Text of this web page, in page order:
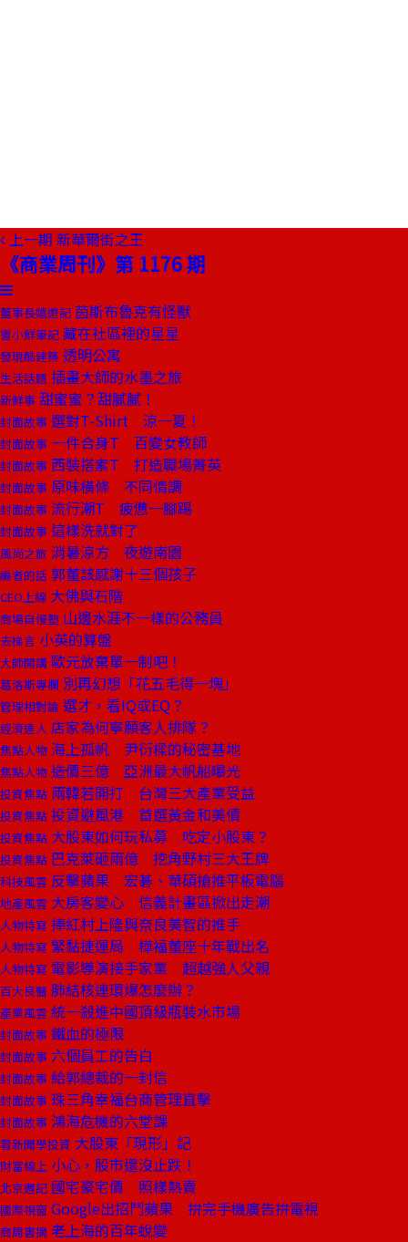
上一期 新華爾街之王
《商業周刊》第 1176 期
董事長嬉遊記 茵斯布魯克有怪獸
嘗小鮮筆記 藏在社區裡的星星
發現酷建築 透明公寓
生活話題 插畫大師的水墨之旅
新鮮事 甜蜜蜜？甜膩膩！
封面故事 選對T-Shirt 涼一夏！
封面故事 一件合身T 百變女教師
封面故事 西裝搭素T 打造職場菁英
封面故事 原味橫條 不同情調
封面故事 流行潮T 疲憊一腳踢
封面故事 這樣洗就對了
風尚之旅 消暑涼方 夜遊南園
編者的話 郭董該感謝十三個孩子
CEO上線 大佛與石階
商場自慢塾 山邊水涯不一樣的公務員
去梯言 小英的算盤
大師開講 歐元放棄單一制吧！
葛洛斯專欄 別再幻想「花五毛得一塊」
管理相對論 選才，看IQ或EQ？
經濟達人 店家為何寧願客人排隊？
焦點人物 海上孤帆 尹衍樑的秘密基地
焦點人物 造價三億 亞洲最大帆船曝光
投資焦點 兩韓若開打 台灣三大產業受益
投資焦點 投資避風港 首選黃金和美債
投資焦點 大股東如何玩私募 吃定小股東？
投資焦點 巴克萊砸兩億 挖角野村三大王牌
科技風雲 反擊蘋果 宏碁、華碩搶推平板電腦
地產風雲 大房客變心 信義計畫區掀出走潮
人物特寫 捧紅村上隆與奈良美智的推手
人物特寫 緊黏捷運局 樺福董座十年戰出名
人物特寫 電影導演接手家業 超越強人父親
百大良醫 肺結核連環爆怎麼辦？
產業風雲 統一殺進中國頂級瓶裝水市場
封面故事 鐵血的極限
封面故事 六個員工的告白
封面故事 給郭總裁的一封信
封面故事 珠三角幸福台商管理直擊
封面故事 鴻海危機的六堂課
看新聞學投資 大股東「現形」記
財富線上 小心，股市還沒止跌！
北京週記 國宅豪宅價 照樣熱賣
國際視窗 Google出招鬥蘋果 拚完手機廣告拚電視
商周書摘 老上海的百年蛻變